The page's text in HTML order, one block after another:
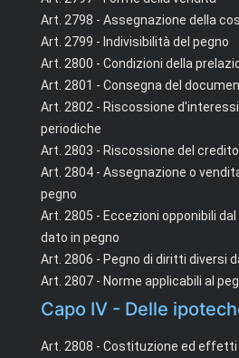
Art. 2798 - Assegnazione della
Art. 2799 - Indivisibilità del pegno
Art. 2800 - Condizioni della
Art. 2801 - Consegna del
Art. 2802 - Riscossione
periodiche
Art. 2803 - Riscossione del
Art. 2804 - Assegnazione o
pegno
Art. 2805 - Eccezioni opponibili
dato in pegno
Art. 2806 - Pegno di diritti diversi
Art. 2807 - Norme applicabili al
Capo IV - Delle
Art. 2808 - Costituzione ed